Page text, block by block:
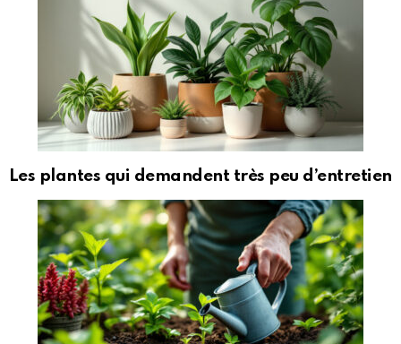
Les plantes qui demandent très peu d’entretien